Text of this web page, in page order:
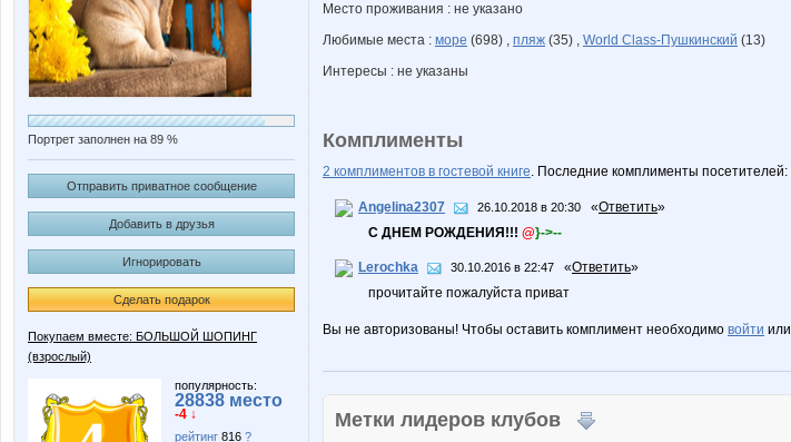
Портрет заполнен на 89 %
Отправить приватное сообщение
Добавить в друзья
Игнорировать
Сделать подарок
Покупаем вместе: БОЛЬШОЙ ШОПИНГ
(взрослый)
популярность:
28838 место
-4 ↓
рейтинг 816 ?
Место проживания : не указано
Любимые места : море (698) , пляж (35) , World Class-Пушкинский (13)
Интересы : не указаны
Комплименты
2 комплиментов в гостевой книге. Последние комплименты посетителей:
Angelina2307 26.10.2018 в 20:30 «Ответить»
С ДНЕМ РОЖДЕНИЯ!!! @}->--
Lerochka 30.10.2016 в 22:47 «Ответить»
прочитайте пожалуйста приват
Вы не авторизованы! Чтобы оставить комплимент необходимо войти или
Метки лидеров клубов